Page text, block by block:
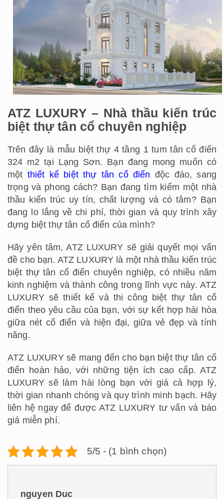
ATZ LUXURY – Nhà thầu kiến trúc
biệt thự tân cổ chuyên nghiệp
Trên đây là mẫu biệt thự 4 tầng 1 tum tân cổ điển
324 m2 tại Lạng Sơn. Bạn đang mong muốn có
một thiết kế biệt thự tân cổ điển độc đáo, sang
trọng và phong cách? Bạn đang tìm kiếm một nhà
thầu kiến trúc uy tín, chất lượng và có tâm? Bạn
đang lo lắng về chi phí, thời gian và quy trình xây
dựng biệt thự tân cổ điển của mình?
Hãy yên tâm, ATZ LUXURY sẽ giải quyết mọi vấn
đề cho bạn. ATZ LUXURY là một nhà thầu kiến trúc
biệt thự tân cổ điển chuyên nghiệp, có nhiều năm
kinh nghiệm và thành công trong lĩnh vực này. ATZ
LUXURY sẽ thiết kế và thi công biệt thự tân cổ
điển theo yêu cầu của bạn, với sự kết hợp hài hòa
giữa nét cổ điển và hiện đại, giữa vẻ đẹp và tính
năng.
ATZ LUXURY sẽ mang đến cho bạn biệt thự tân cổ
điển hoàn hảo, với những tiện ích cao cấp. ATZ
LUXURY sẽ làm hài lòng bạn với giá cả hợp lý,
thời gian nhanh chóng và quy trình minh bạch. Hãy
liên hệ ngay để được ATZ LUXURY tư vấn và báo
giá miễn phí.
5/5 - (1 bình chọn)
nguyen Duc